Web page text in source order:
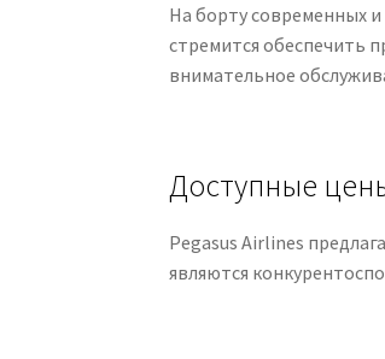
На борту современных
стремится обеспечить
внимательное
Доступные
Pegasus Airlines
являются